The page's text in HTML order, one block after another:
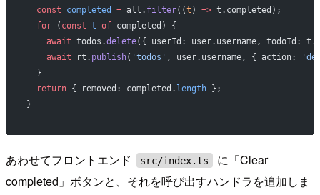
  const
completed = all. filter((t ) => t.completed);
  for
( const t of completed) {
    await
todos.delete({ userId: user.username, todoId:
    await
rt. publish( 'todos' , user.username, { action:
  }
  return
{ removed: completed. length };
}
あわせてフロントエンド src/index.ts
に「Clear
completed」ボタンと、それを呼び出すハンドラを追加しま